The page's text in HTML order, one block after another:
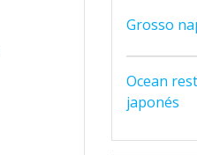
Grosso
Ocean
japonés